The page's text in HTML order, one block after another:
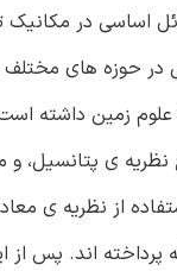
اساسی در مکانیک
در حوزه های
نظریه ی پتانسیل، و
با استفاده از نظریه ی
پرداخته اند. پس از